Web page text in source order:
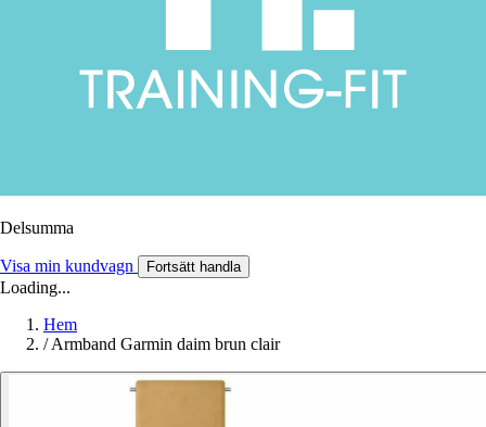
Delsumma
Visa min kundvagn Fortsätt handla
Loading...
Hem
/ Armband Garmin daim brun clair